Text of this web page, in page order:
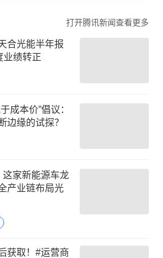
打开腾讯新闻查看更多
合光能半年报
业绩转正
成本价”倡议：
边缘的试探？
家新能源车龙
产业链布局光
获取！#运营商